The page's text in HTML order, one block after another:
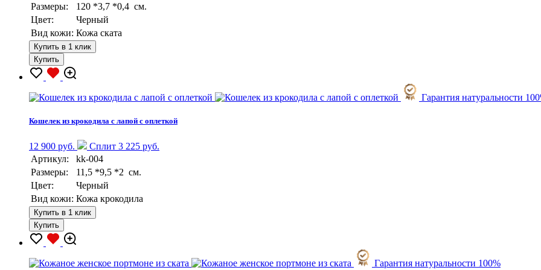
Размеры:
120 *3,7 *0,4 см.
Цвет:
Черный
Вид кожи: Кожа ската
Купить в 1 клик
Купить
Гарантия натуральности
Кошелек из крокодила с лапой с оплеткой
12 900 руб.
Сплит 3 225 руб.
Артикул:
kk-004
Размеры:
11,5 *9,5 *2 см.
Цвет:
Черный
Вид кожи: Кожа крокодила
Купить в 1 клик
Купить
Гарантия натуральности 100%